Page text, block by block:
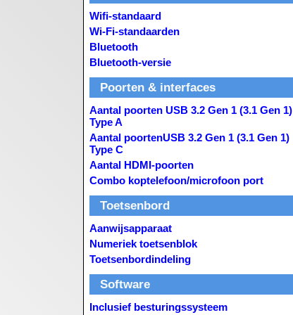
Wifi-standaard
Wi-Fi-standaarden
Bluetooth
Bluetooth-versie
Poorten & interfaces
Aantal poorten USB 3.2 Gen 1 (3.1 Gen 1)
Type A
Aantal poortenUSB 3.2 Gen 1 (3.1 Gen 1)
Type C
Aantal HDMI-poorten
Combo koptelefoon/microfoon port
Toetsenbord
Aanwijsapparaat
Numeriek toetsenblok
Toetsenbordindeling
Software
Inclusief besturingssysteem